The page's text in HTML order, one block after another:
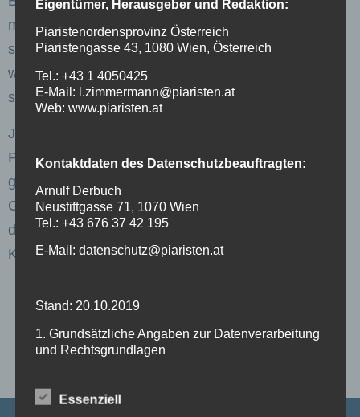
möchten. Wir nehmen das Kind als Menschen mit all
seinen Schwächen und Stärken an, fangen es auf,
wenn es nicht mehr weiter weiß und helfen ihm, über
sich hinaus zu wachsen.
Jedes Kind soll von uns Pädagoginnen und
Pädagogen in seiner Einzigartigkeit als wertvoll
gesehen werden. Wir sehen Kinder als Geschenk
Gottes und möchten mit Josef Calasanz als Vorbild
der Berufung nachgehen, uns in den Dienst der
Kinder zu stellen.
Vorheriger Beitrag
Eigentümer, Herausgeber und Redaktion:
Piaristenordensprovinz Österreich
Piaristengasse 43, 1080 Wien, Österreich
Tel.: +43 1 4050425
E-Mail: l.zimmermann@piaristen.at
Web: www.piaristen.at
Kontaktdaten des Datenschutzbeauftragten:
Arnulf Derbuch
Neustiftgasse 71, 1070 Wien
Tel.: +43 676 37 42 195
E-Mail: datenschutz@piaristen.at
Stand: 20.10.2019
1. Grundsätzliche Angaben zur Datenverarbeitung
und Rechtsgrundlagen
Art, den Umfang und Zweck der Verarbeitung von
personenbezogenen Daten innerhalb unseres
Essenziell